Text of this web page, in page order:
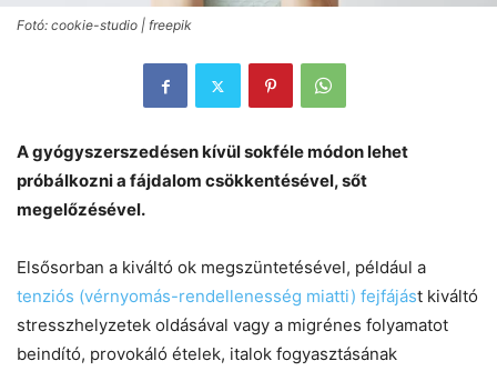
Fotó: cookie-studio | freepik
A gyógyszerszedésen kívül sokféle módon lehet
próbálkozni a fájdalom csökkentésével, sőt
megelőzésével.
Elsősorban a kiváltó ok megszüntetésével, például a
tenziós (vérnyomás-rendellenesség miatti) fejfájást kiváltó
stresszhelyzetek oldásával vagy a migrénes folyamatot
beindító, provokáló ételek, italok fogyasztásának